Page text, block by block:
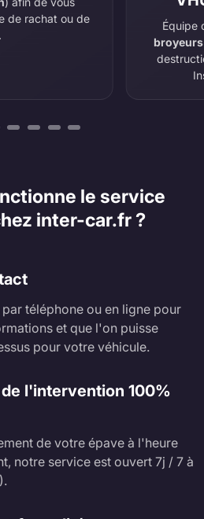
de rachat ou de
Équipe
broyeurs
le service
inter-car.fr ?
téléphone ou en ligne pour
et que l'on puisse
pour votre véhicule.
l'intervention 100%
de votre épave à l'heure
notre service est ouvert 7j / 7 à